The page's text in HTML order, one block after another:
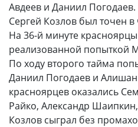
Авдеев и Даниил
Сергей Козлов был точен в
На 36-й минуте
реализованной попыткой
По ходу второго тайма
Даниил Погодаев и
красноярцев оказались
Райко, Александр
Козлов сыграл без